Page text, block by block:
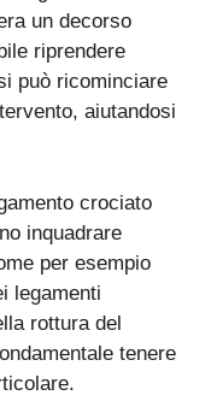
un decorso
riprendere
può ricominciare
aiutandosi
crociato
inquadrare
per esempio
legamenti
rottura del
tenere